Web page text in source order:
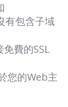
有包含子域
費的SSL
您的Web主